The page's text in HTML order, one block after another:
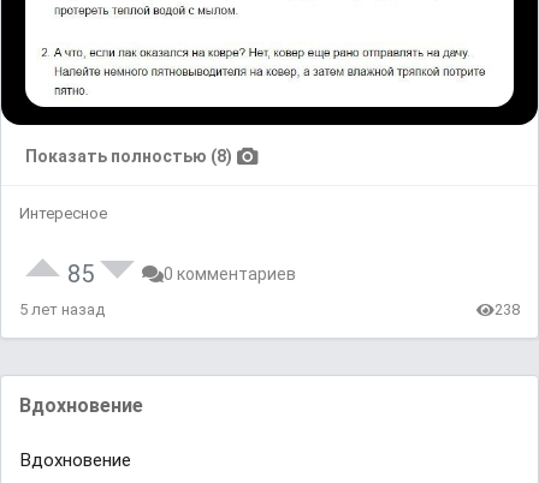
Показать полностью (8)
Интересное
85 0 комментариев
5 лет назад 238
Вдохновение
Вдохновение